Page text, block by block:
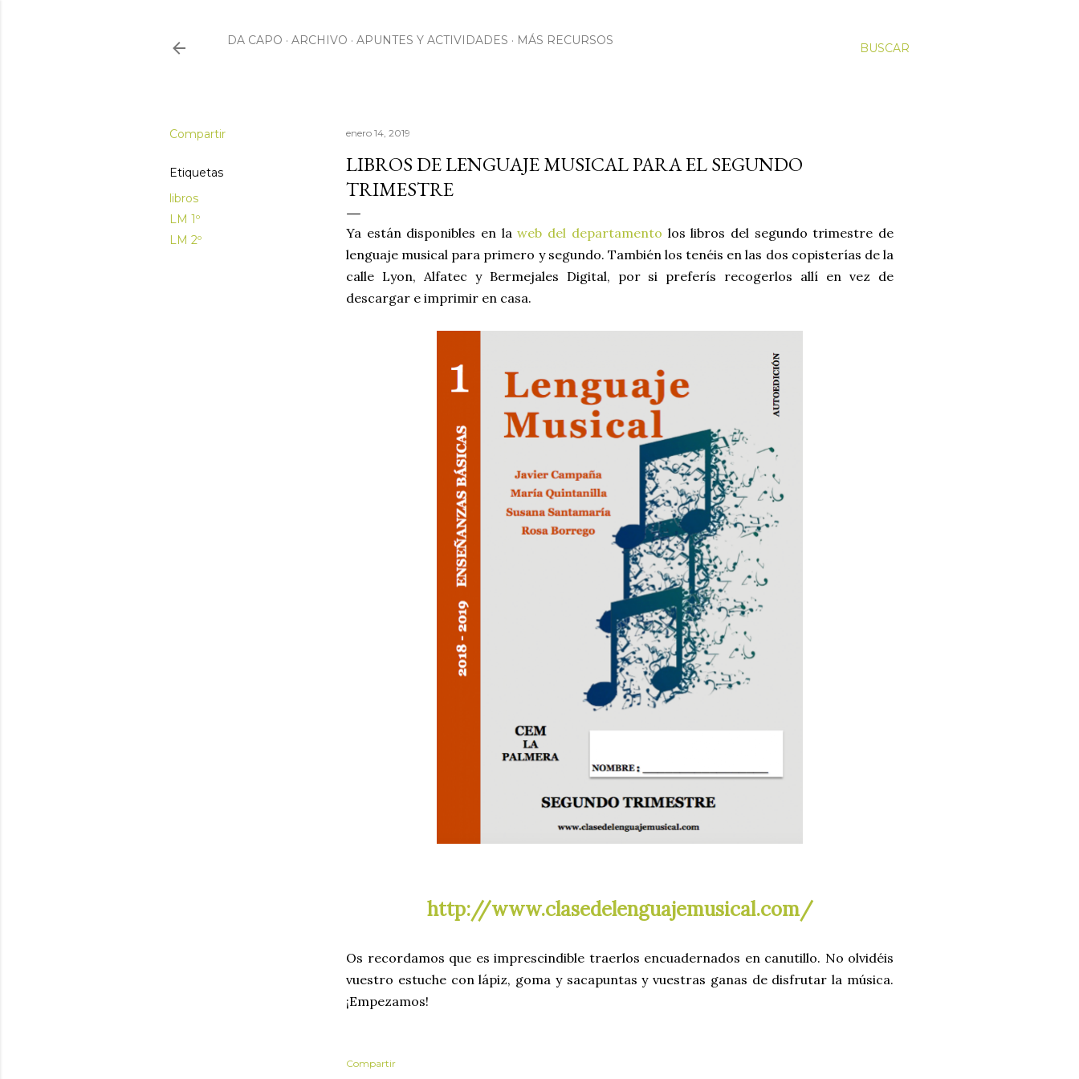
BUSCAR
DA CAPO ARCHIVO APUNTES Y ACTIVIDADES MÁS RECURSOS
Compartir
Etiquetas
libros
LM 1º
LM 2º
enero 14, 2019
LIBROS DE LENGUAJE MUSICAL PARA EL SEGUNDO
TRIMESTRE
Ya están disponibles en laweb del departamento los libros del segundo trimestre de
lenguaje musical para primero y segundo. También los tenéis en las dos copisterías de la
calle Lyon, Alfatec y Bermejales Digital, por si preferís recogerlos allí en vez de
descargar e imprimir en casa.
http://www.clasedelenguajemusical.com/
Os recordamos que es imprescindible traerlos encuadernados en canutillo. No olvidéis
vuestro estuche con lápiz, goma y sacapuntas y vuestras ganas de disfrutar la música.
¡Empezamos!
Compartir